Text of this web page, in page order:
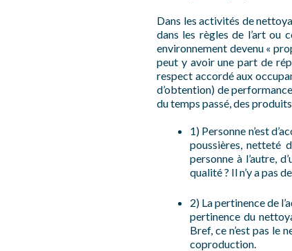
Dans les activités de
dans les règles de l’art ou
environnement devenu «
peut y avoir une part de
respect accordé aux
d’obtention) de
du temps passé, des
1) Personne n’est
poussières, netteté
personne à l’autre,
qualité ? Il n’y a pas
2) La pertinence de
pertinence du
Bref, ce n’est pas le
coproduction.